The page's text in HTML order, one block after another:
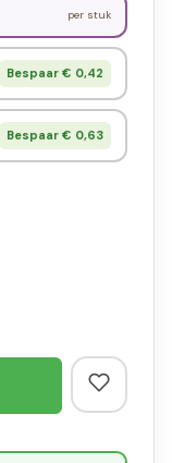
per stuk
Bespaar € 0,42
Bespaar € 0,63